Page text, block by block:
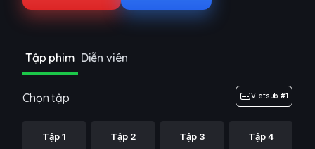
Tập phim Diễn viên
Chọn tập Vietsub #1
Tập 1 Tập 2 Tập 3 Tập 4